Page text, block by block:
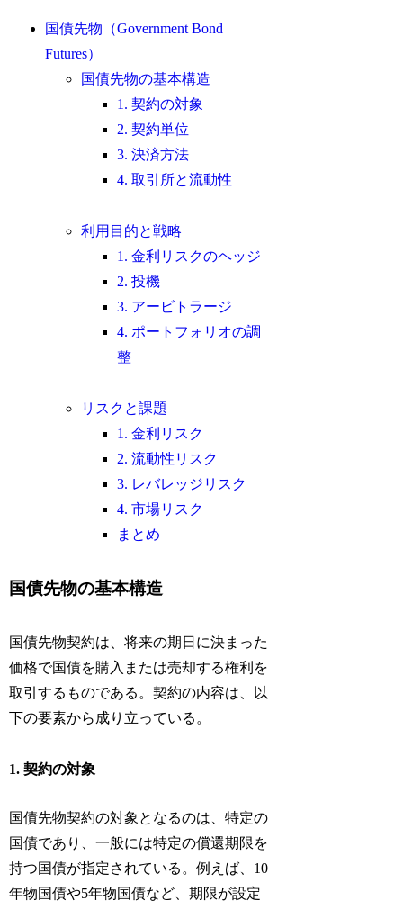
国債先物（Government Bond
Futures）
国債先物の基本構造
1. 契約の対象
2. 契約単位
3. 決済方法
4. 取引所と流動性
利用目的と戦略
1. 金利リスクのヘッジ
2. 投機
3. アービトラージ
4. ポートフォリオの調
整
リスクと課題
1. 金利リスク
2. 流動性リスク
3. レバレッジリスク
4. 市場リスク
まとめ
国債先物の基本構造
国債先物契約は、将来の期日に決まった
価格で国債を購入または売却する権利を
取引するものである。契約の内容は、以
下の要素から成り立っている。
1. 契約の対象
国債先物契約の対象となるのは、特定の
国債であり、一般には特定の償還期限を
持つ国債が指定されている。例えば、10
年物国債や5年物国債など、期限が設定